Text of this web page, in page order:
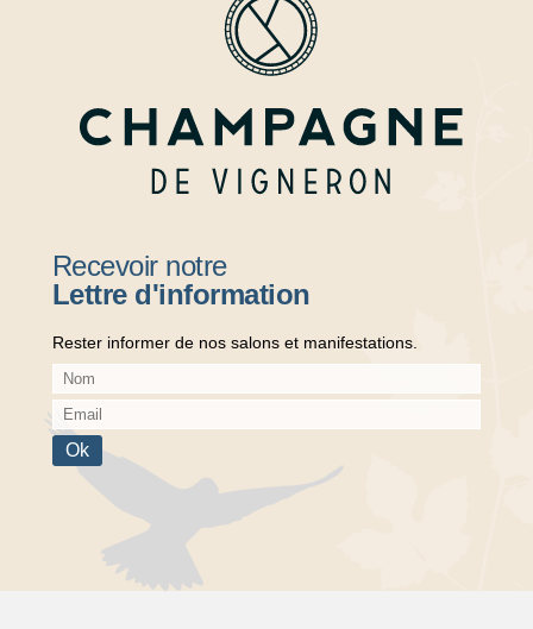
Recevoir notre
Lettre d'information
Rester informer de nos salons et manifestations.